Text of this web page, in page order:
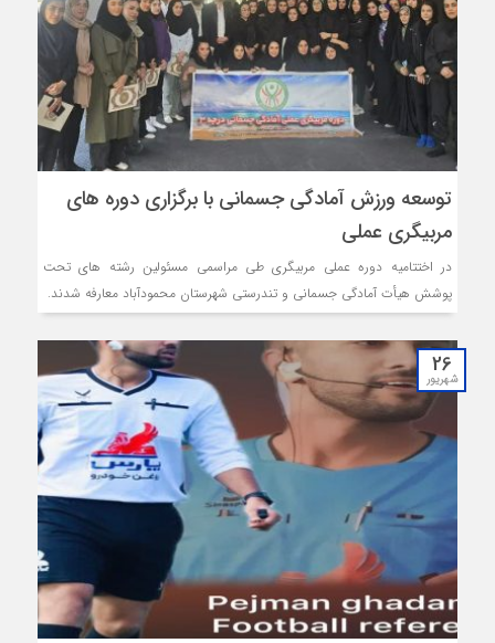
توسعه ورزش آمادگی جسمانی با برگزاری دوره های
مربیگری عملی
در اختتامیه دوره عملی مربیگری طی مراسمی مسئولین رشته های تحت
پوشش هیأت آمادگی جسمانی و تندرستی شهرستان محمودآباد معارفه شدند.
26
شهریور